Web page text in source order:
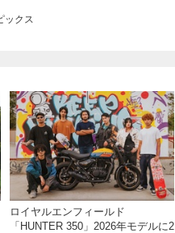
ックス
ロイヤルエンフィールド
「HUNTER 350」2026年モデルに2